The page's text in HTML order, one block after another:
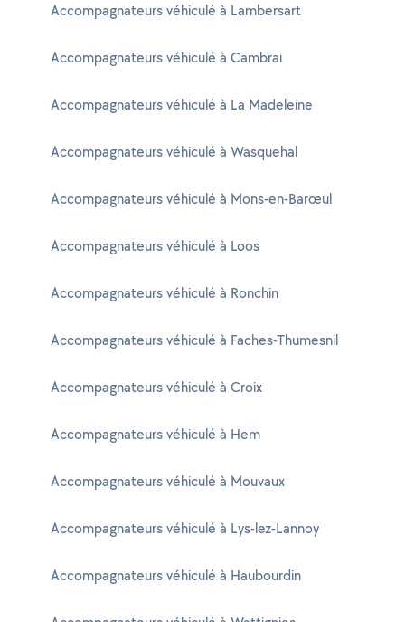
Accompagnateurs véhiculé à Lambersart
Accompagnateurs véhiculé à Cambrai
Accompagnateurs véhiculé à La Madeleine
Accompagnateurs véhiculé à Wasquehal
Accompagnateurs véhiculé à Mons-en-Barœul
Accompagnateurs véhiculé à Loos
Accompagnateurs véhiculé à Ronchin
Accompagnateurs véhiculé à Faches-Thumesnil
Accompagnateurs véhiculé à Croix
Accompagnateurs véhiculé à Hem
Accompagnateurs véhiculé à Mouvaux
Accompagnateurs véhiculé à Lys-lez-Lannoy
Accompagnateurs véhiculé à Haubourdin